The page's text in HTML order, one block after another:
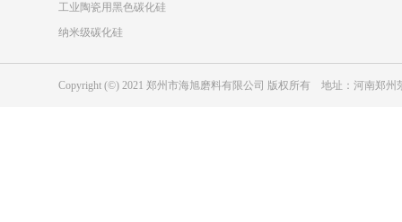
工业陶瓷用黑色碳化硅
纳米级碳化硅
Copyright (©) 2021 郑州市海旭磨料有限公司 版权所有 地址：河南郑